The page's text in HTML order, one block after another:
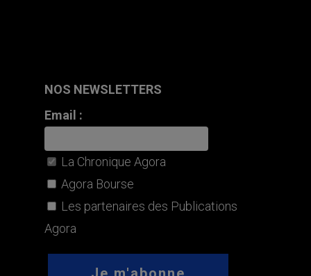
NOS NEWSLETTERS
Email :
La Chronique Agora
Agora Bourse
Les partenaires des Publications
Agora